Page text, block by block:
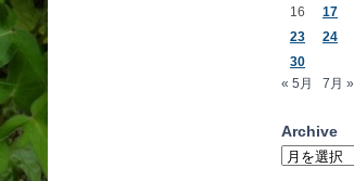
16
17
23
24
30
« 5月
7月 »
Archive
Archive